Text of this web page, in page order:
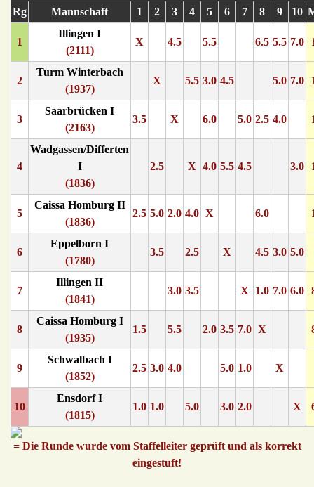
Rg
Mannschaft 1 2 3 4 5 6 7 8 9 10
1
Illingen I
(2111)
X 4.5 5.5 6.5 5.5 7.0
2
Turm Winterbach
(1937)
X 5.5 3.0 4.5 5.0 7.0
3
Saarbrücken I
(2163)
3.5 X 6.0 5.0 2.5 4.0
4
Wadgassen/Differten
I
(1836)
2.5 X 4.0 5.5 4.5 3.0
5
Caissa Homburg II
(1836)
2.5 5.0 2.0 4.0 X 6.0
6
Eppelborn I
(1780)
3.5 2.5 X 4.5 3.0 5.0
7
Illingen II
(1841)
3.0 3.5 X 1.0 7.0 6.0
8
Caissa Homburg I
(1935)
1.5 5.5 2.0 3.5 7.0 X
9
Schwalbach I
(1852)
2.5 3.0 4.0 5.0 1.0 X
10
Ensdorf I
(1815)
1.0 1.0 5.0 3.0 2.0 X
= Die Runde wurde vom Staffelleiter geprüft und als korrekt
eingestuft!